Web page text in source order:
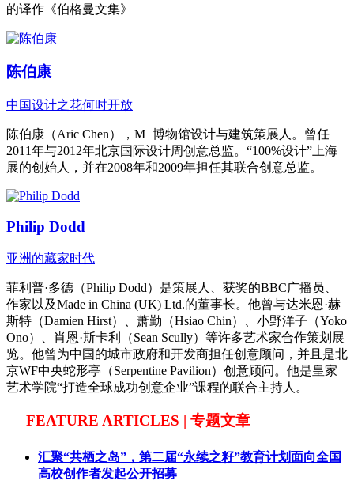
的译作《伯格曼文集》
陈伯康
中国设计之花何时开放
陈伯康（Aric Chen），M+博物馆设计与建筑策展人。曾任
2011年与2012年北京国际设计周创意总监。“100%设计”上海
展的创始人，并在2008年和2009年担任其联合创意总监。
Philip Dodd
亚洲的藏家时代
菲利普·多德（Philip Dodd）是策展人、获奖的BBC广播员、
作家以及Made in China (UK) Ltd.的董事长。他曾与达米恩·赫
斯特（Damien Hirst）、萧勤（Hsiao Chin）、小野洋子（Yoko
Ono）、肖恩·斯卡利（Sean Scully）等许多艺术家合作策划展
览。他曾为中国的城市政府和开发商担任创意顾问，并且是北
京WF中央蛇形亭（Serpentine Pavilion）创意顾问。他是皇家
艺术学院“打造全球成功创意企业”课程的联合主持人。
FEATURE ARTICLES | 专题文章
汇聚“共栖之岛”，第二届“永续之籽”教育计划面向全国
高校创作者发起公开招募